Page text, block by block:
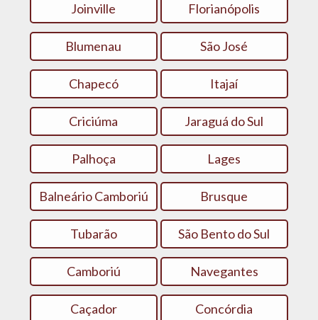
Joinville Florianópolis
Blumenau São José
Chapecó Itajaí
Criciúma Jaraguá do Sul
Palhoça Lages
Balneário Camboriú Brusque
Tubarão São Bento do Sul
Camboriú Navegantes
Caçador Concórdia